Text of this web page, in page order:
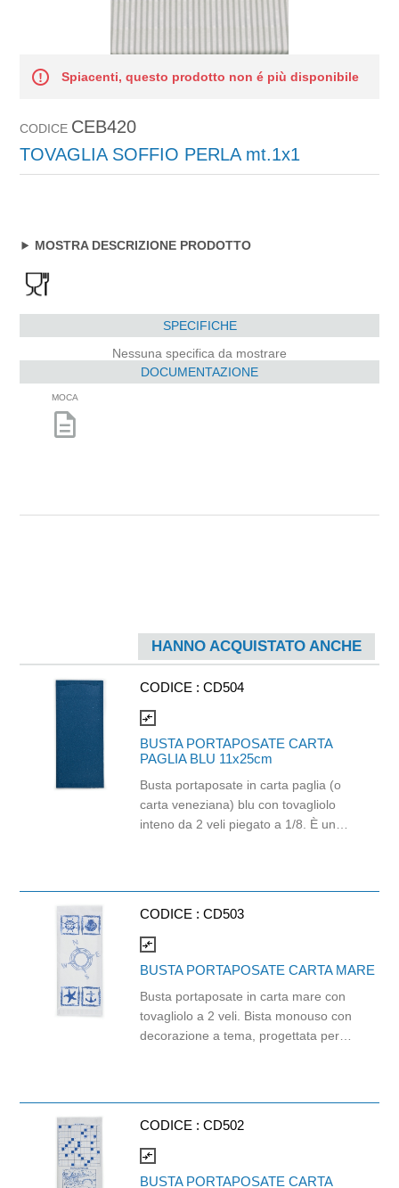
Spiacenti, questo prodotto non é più disponibile
CODICE CEB420
TOVAGLIA SOFFIO PERLA mt.1x1
MOSTRA DESCRIZIONE PRODOTTO
SPECIFICHE
Nessuna specifica da mostrare
DOCUMENTAZIONE
MOCA
description
HANNO ACQUISTATO ANCHE
CODICE : CD504
compare_arrows
BUSTA PORTAPOSATE CARTA
PAGLIA BLU 11x25cm
Busta portaposate in carta paglia (o
carta veneziana) blu con tovagliolo
inteno da 2 veli piegato a 1/8. È un
11cm x 25cm. Dimensione tovagliolo:
38cm x 38cm.
CODICE : CD503
compare_arrows
BUSTA PORTAPOSATE CARTA MARE
Busta portaposate in carta mare con
tovagliolo a 2 veli. Bista monouso con
decorazione a tema, progettata per
Dimensione tovagliolo: 38cm x 38cm.
CODICE : CD502
compare_arrows
BUSTA PORTAPOSATE CARTA